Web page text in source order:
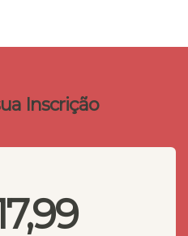
Inscrição